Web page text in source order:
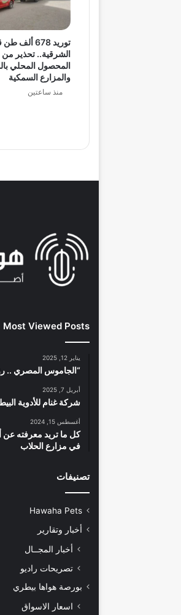
توريد 678
الشرقية.. تحذير من
المحصول المحلي
والمزارع السمكية
منذ ساعتين
Most Viewed Posts
يناير 12, 2025
“الجاموس المصري ..
أبريل 7, 2025
شركة غنام للأدوية
أغسطس 15, 2024
كل ما تريد معرفته عن
في مزارع الحلاب
تصنيفات
Hawaha Pets
أخبار وتقارير
أخبار المجــال
تصريحات راديو
بورصة هواها بيطري
اسعار الاسواق